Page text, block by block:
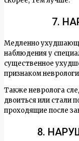
7.
Медленно
наблюдения у
существенное
признаком
Также невролога
двоиться или стали
проходящие после
8.